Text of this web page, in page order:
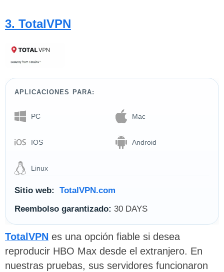
3. TotalVPN
APLICACIONES PARA:
PC Mac
IOS Android
Linux
Sitio web:
TotalVPN.com
Reembolso garantizado: 30 DAYS
TotalVPN es una opción fiable si desea
reproducir HBO Max desde el extranjero. En
nuestras pruebas, sus servidores funcionaron